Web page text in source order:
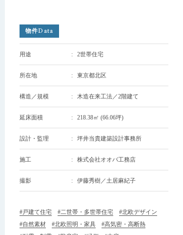
物件Data
用途 2世帯住宅
所在地 東京都北区
構造／規模 木造在来工法／2階建て
延床面積 218.38㎡ (66.06坪)
設計・監理 坪井当貴建築設計事務所
施工 株式会社オオバ工務店
撮影 伊藤秀樹／土居麻紀子
#戸建て住宅 #二世帯・多世帯住宅
#北欧デザイン
#自然素材
#北欧照明・家具
#高気密・高断熱